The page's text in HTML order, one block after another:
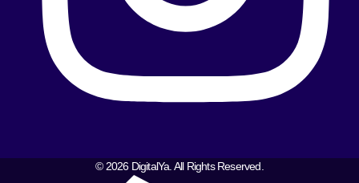
© 2026 DigitalYa. All Rights Reserved.